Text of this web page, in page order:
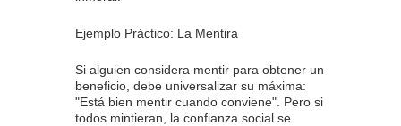
Ejemplo Práctico: La Mentira
Si alguien considera mentir para obtener un
beneficio, debe universalizar su máxima:
"Está bien mentir cuando conviene". Pero si
todos mintieran, la confianza social se